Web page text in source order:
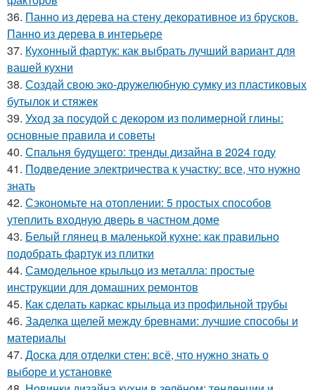
36. Панно из дерева на стену декоративное из брусков.
Панно из дерева в интерьере
37. Кухонный фартук: как выбрать лучший вариант для
вашей кухни
38. Создай свою эко-дружелюбную сумку из пластиковых
бутылок и стяжек
39. Уход за посудой с декором из полимерной глины:
основные правила и советы
40. Спальня будущего: тренды дизайна в 2024 году
41. Подведение электричества к участку: все, что нужно
знать
42. Сэкономьте на отоплении: 5 простых способов
утеплить входную дверь в частном доме
43. Белый глянец в маленькой кухне: как правильно
подобрать фартук из плитки
44. Самодельное крыльцо из металла: простые
инструкции для домашних ремонтов
45. Как сделать каркас крыльца из профильной трубы
46. Заделка щелей между бревнами: лучшие способы и
материалы
47. Доска для отделки стен: всё, что нужно знать о
выборе и установке